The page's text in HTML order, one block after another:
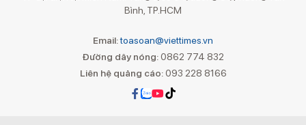
Bình, TP.HCM
Email:toasoan@viettimes.vn
Đường dây nóng: 0862 774 832
Liên hệ quảng cáo:093 228 8166